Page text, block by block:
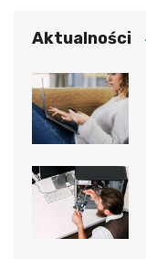
Aktualności